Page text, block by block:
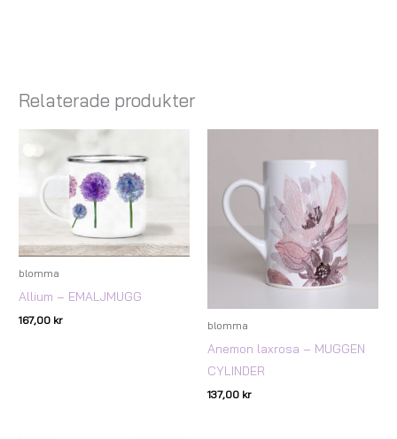
Relaterade produkter
blomma
Allium – EMALJMUGG
167,00 kr blomma
Anemon laxrosa – MUGGEN
CYLINDER
137,00 kr